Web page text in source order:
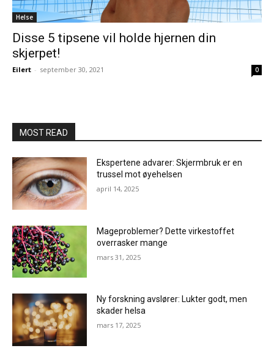
Helse
Disse 5 tipsene vil holde hjernen din
skjerpet!
Eilert - september 30, 2021 0
MOST READ
Ekspertene advarer: Skjermbruk er en
trussel mot øyehelsen
april 14, 2025
Mageproblemer? Dette virkestoffet
overrasker mange
mars 31, 2025
Ny forskning avslører: Lukter godt, men
skader helsa
mars 17, 2025